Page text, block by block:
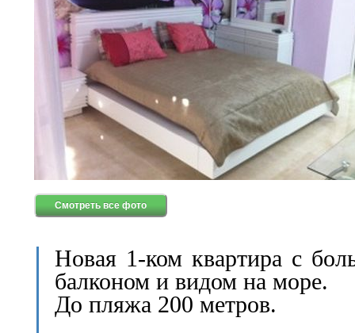
Смотреть все фото
Новая 1-ком квартира с
балконом и видом на море.
До пляжа 200 метров.